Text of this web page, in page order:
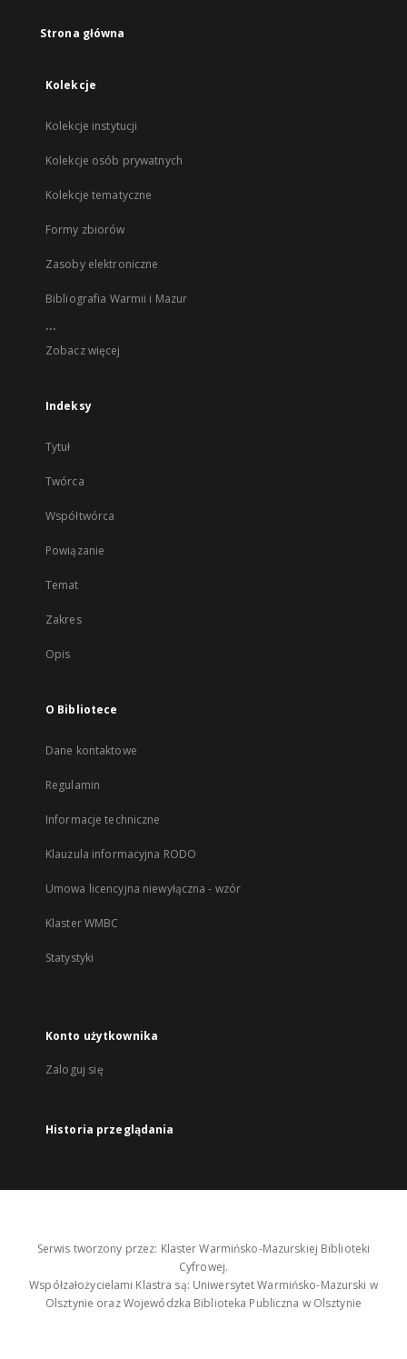
Strona główna
Kolekcje
Kolekcje instytucji
Kolekcje osób prywatnych
Kolekcje tematyczne
Formy zbiorów
Zasoby elektroniczne
Bibliografia Warmii i Mazur
...
Zobacz więcej
Indeksy
Tytuł
Twórca
Współtwórca
Powiązanie
Temat
Zakres
Opis
O Bibliotece
Dane kontaktowe
Regulamin
Informacje techniczne
Klauzula informacyjna RODO
Umowa licencyjna niewyłączna - wzór
Klaster WMBC
Statystyki
Konto użytkownika
Zaloguj się
Historia przeglądania
Serwis tworzony przez: Klaster Warmińsko-Mazurskiej Biblioteki
Cyfrowej.
Współzałożycielami Klastra są: Uniwersytet Warmińsko-Mazurski w
Olsztynie oraz Wojewódzka Biblioteka Publiczna w Olsztynie